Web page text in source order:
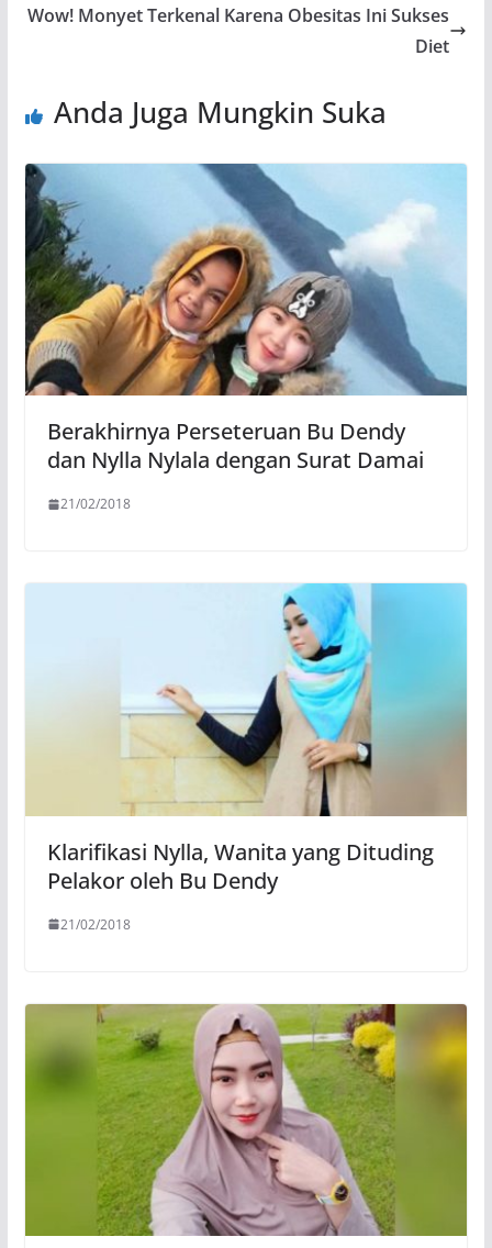
Wow! Monyet Terkenal Karena Obesitas Ini Sukses
Diet
Anda Juga Mungkin Suka
Berakhirnya Perseteruan Bu Dendy
dan Nylla Nylala dengan Surat Damai
21/02/2018
Klarifikasi Nylla, Wanita yang Dituding
Pelakor oleh Bu Dendy
21/02/2018